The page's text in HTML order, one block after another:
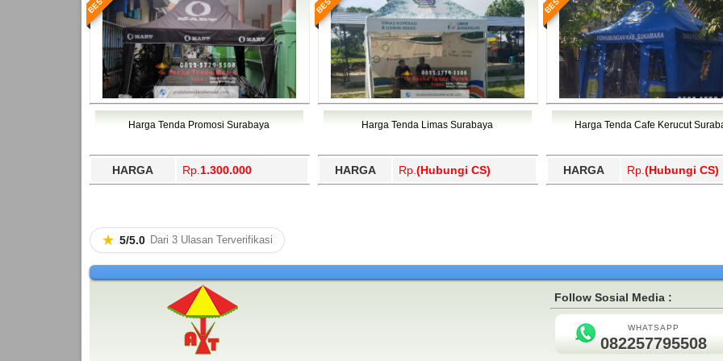
Harga Tenda Promosi Surabaya
HARGA Rp. 1.300.000
Harga Tenda Limas Surabaya
HARGA Rp. (Hubungi CS)
Harga Tenda Cafe Kerucut
HARGA Rp. (Hubungi CS)
★ 5/5.0 Dari 3 Ulasan Terverifikasi
Follow Sosial Media :
WHATSAPP
082257795508